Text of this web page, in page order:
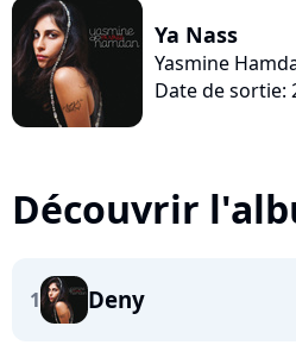
Ya Nass
Yasmine
Date de sortie:
Découvrir
1 Deny